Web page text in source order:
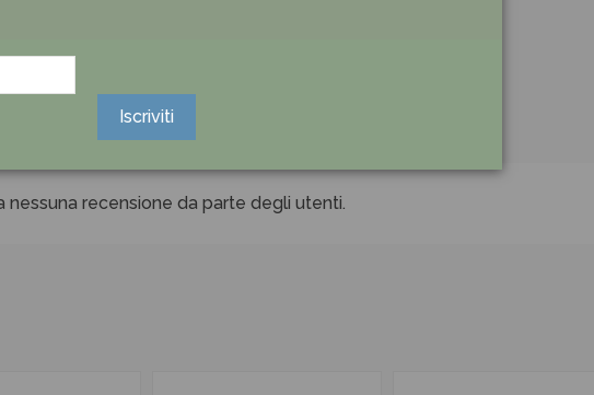
nessuna recensione da parte degli utenti.
Iscriviti